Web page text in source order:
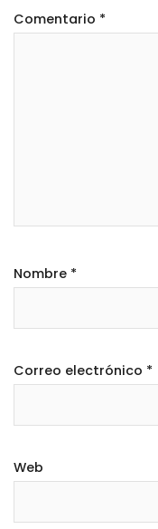
Comentario *
Nombre *
Correo electrónico *
Web